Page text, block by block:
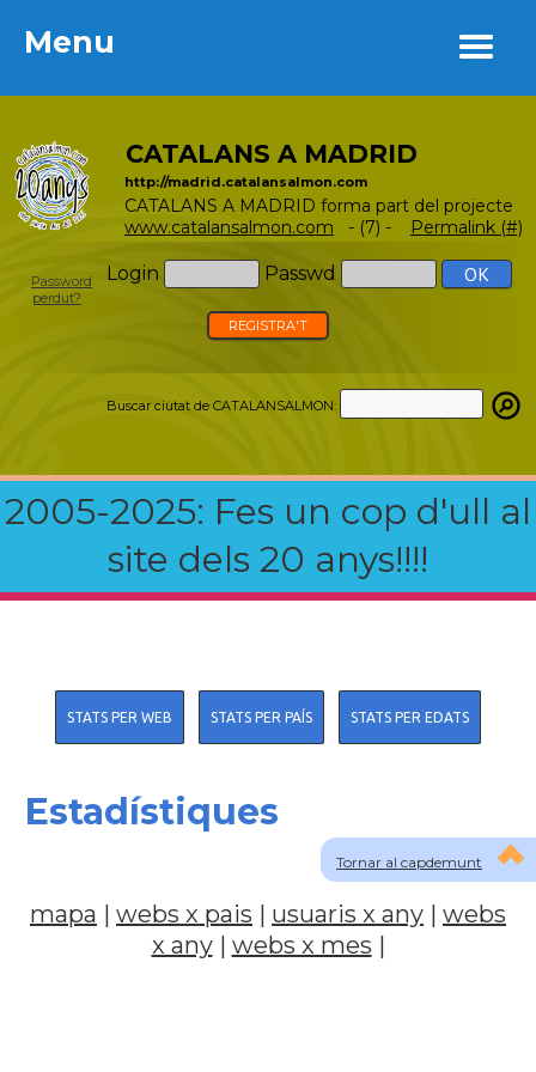
Menu
CATALANS A MADRID
http://madrid.catalansalmon.com
CATALANS A MADRID forma part del projecte
www.catalansalmon.com - (7) - Permalink (#)
Login Passwd
Password
perdut?
REGISTRA'T
Buscar ciutat de CATALANSALMON:
2005-2025: Fes un cop d'ull al
site dels 20 anys!!!!
Menu
Tornar al capdemunt
STATS PER WEB STATS PER PAÍS STATS PER EDATS
Estadístiques
mapa | webs x pais | usuaris x any | webs
x any| webs x mes |